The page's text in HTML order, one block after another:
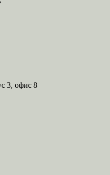
3, офис 8